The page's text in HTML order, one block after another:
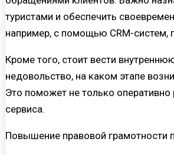
туристами и обеспечить
например, с помощью CRM-систем,
Кроме того, стоит вести
недовольство, на каком этапе
Это поможет не только
сервиса.
Повышение правовой грамотности